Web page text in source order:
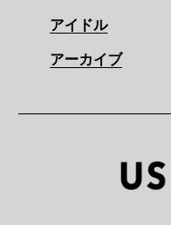
アイドル
アーカイブ